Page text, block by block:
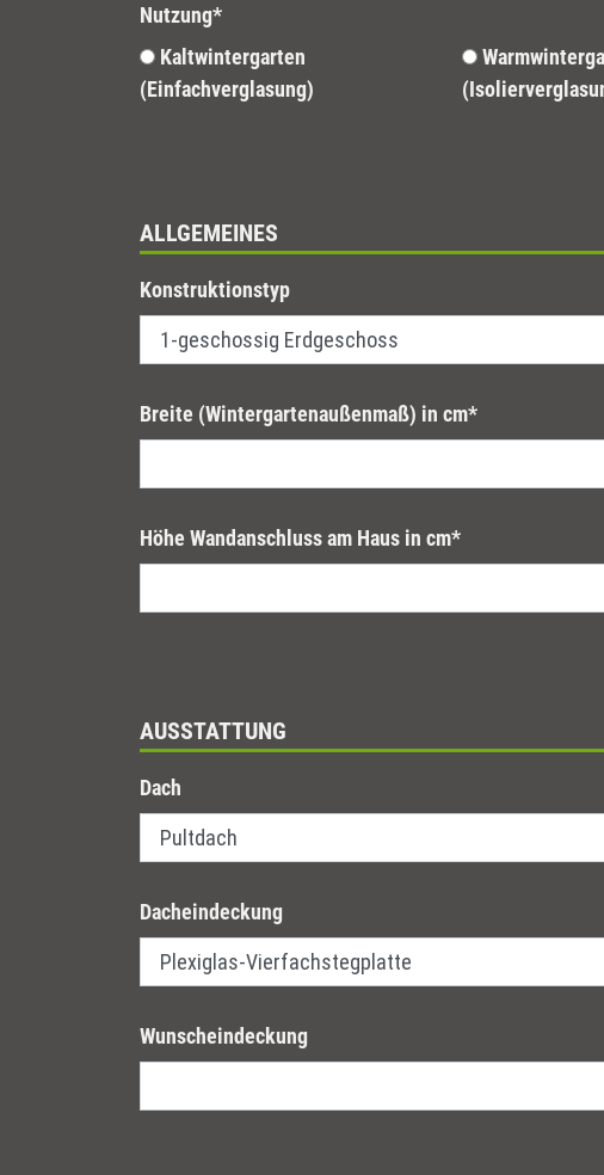
Nutzung*
(Einfachverglasung)
ALLGEMEINES
Konstruktionstyp
Breite (Wintergartenaußenmaß) in cm*
Höhe Wandanschluss am Haus in cm*
AUSSTATTUNG
Dach
Dacheindeckung
Wunscheindeckung